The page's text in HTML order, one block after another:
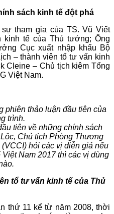
sách kinh tế đột phá
tham gia của TS. Vũ Viết
tế của Thủ tướng; Ông
Cục xuất nhập khẩu Bộ
– thành viên tổ tư vấn kinh
Cleine – Chủ tịch kiêm Tổng
Việt Nam.
phiên thảo luận đầu tiên của
trình.
tiên về những chính sách
Chủ tịch Phòng Thương
hỏi các vị diễn giả nếu
Nam 2017 thì các vị dùng
tổ tư vấn kinh tế của Thủ
thứ 11 kể từ năm 2008, thời